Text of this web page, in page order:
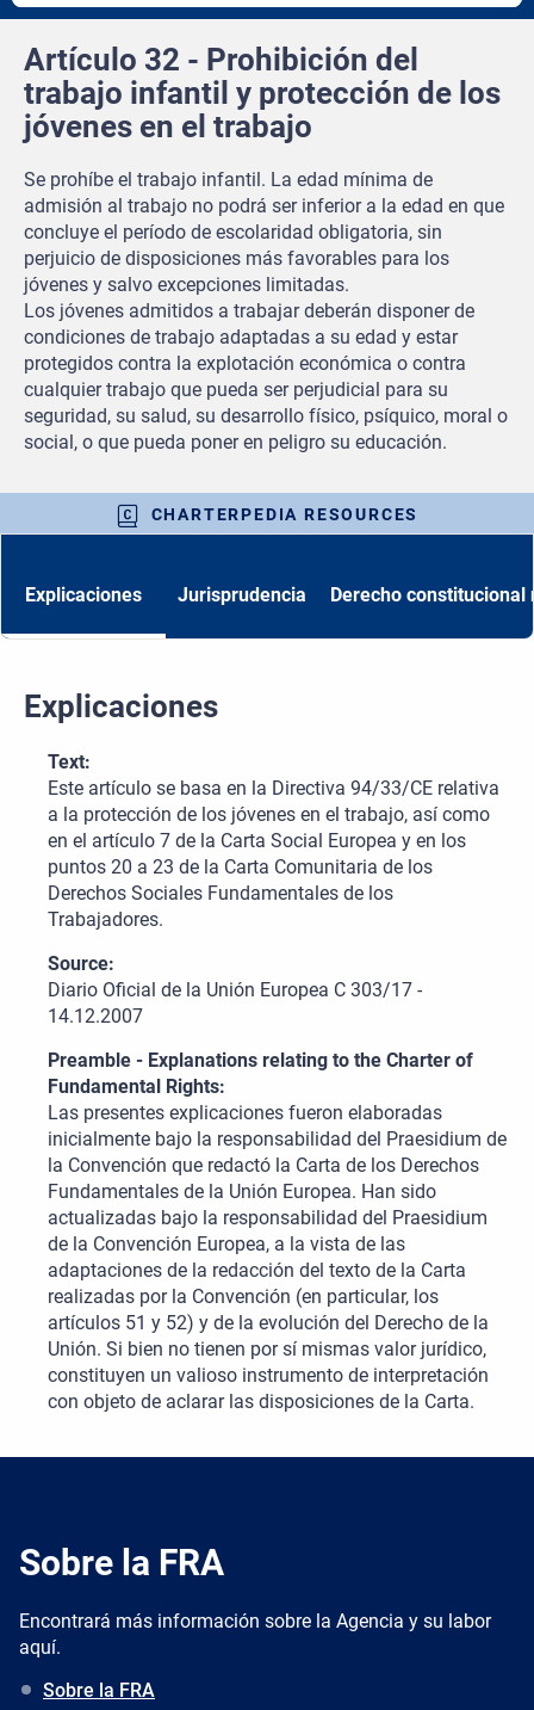
Artículo 32 - Prohibición del
trabajo infantil y protección de los
jóvenes en el trabajo
Se prohíbe el trabajo infantil. La edad mínima de
admisión al trabajo no podrá ser inferior a la edad en que
concluye el período de escolaridad obligatoria, sin
perjuicio de disposiciones más favorables para los
jóvenes y salvo excepciones limitadas.
Los jóvenes admitidos a trabajar deberán disponer de
condiciones de trabajo adaptadas a su edad y estar
protegidos contra la explotación económica o contra
cualquier trabajo que pueda ser perjudicial para su
seguridad, su salud, su desarrollo físico, psíquico, moral o
social, o que pueda poner en peligro su educación.
CHARTERPEDIA RESOURCES
Explicaciones Jurisprudencia Derecho constitucional
Explicaciones
Text:
Este artículo se basa en la Directiva 94/33/CE relativa
a la protección de los jóvenes en el trabajo, así como
en el artículo 7 de la Carta Social Europea y en los
puntos 20 a 23 de la Carta Comunitaria de los
Derechos Sociales Fundamentales de los
Trabajadores.
Source:
Diario Oficial de la Unión Europea C 303/17 -
14.12.2007
Preamble - Explanations relating to the Charter of
Fundamental Rights:
Las presentes explicaciones fueron elaboradas
inicialmente bajo la responsabilidad del Praesidium de
la Convención que redactó la Carta de los Derechos
Fundamentales de la Unión Europea. Han sido
actualizadas bajo la responsabilidad del Praesidium
de la Convención Europea, a la vista de las
adaptaciones de la redacción del texto de la Carta
realizadas por la Convención (en particular, los
artículos 51 y 52) y de la evolución del Derecho de la
Unión. Si bien no tienen por sí mismas valor jurídico,
constituyen un valioso instrumento de interpretación
con objeto de aclarar las disposiciones de la Carta.
Sobre la FRA
Encontrará más información sobre la Agencia y su labor
aquí.
Sobre la FRA